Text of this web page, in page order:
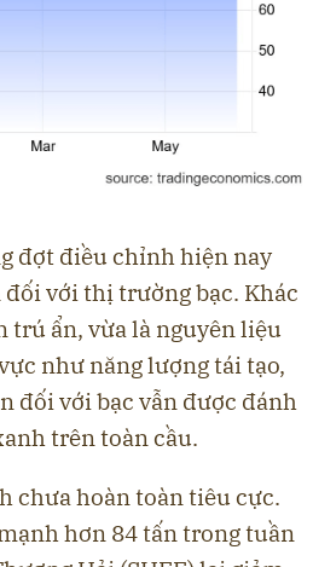
đợt điều chỉnh hiện nay
với thị trường bạc. Khác
trú ẩn, vừa là nguyên liệu
như năng lượng tái tạo,
đối với bạc vẫn được đánh
trên toàn cầu.
chưa hoàn toàn tiêu cực.
hơn 84 tấn trong tuần